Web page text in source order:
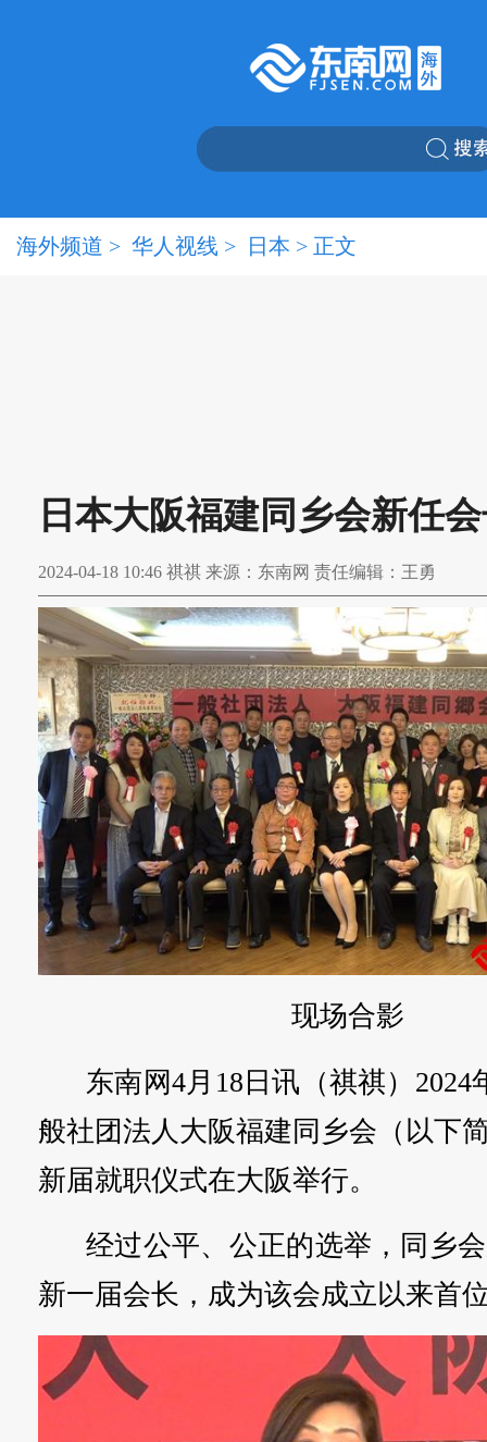
海外频道 > 华人视线 > 日本 > 正文
日本大阪福建同乡会新任
2024-04-18 10:46 祺祺 来源：东南网 责任编辑：王勇
现场合影
东南网4月18日讯（祺祺）2024
般社团法人大阪福建同乡会（以下
新届就职仪式在大阪举行。
经过公平、公正的选举，同乡
新一届会长，成为该会成立以来首